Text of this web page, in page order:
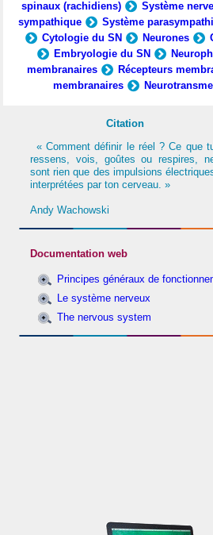
spinaux (rachidiens)
Système
sympathique
Système
Cytologie du SN
Neurones
Embryologie du SN
membranaires
Récepteurs
membranaires
Citation
« Comment définir le réel ? Ce que
ressens, vois, goûtes ou respires,
sont rien que des impulsions
interprétées par ton cerveau. »
Andy Wachowski
Documentation web
Principes généraux de
Le système nerveux
The nervous system